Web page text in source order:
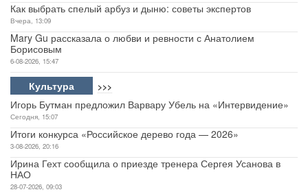
Как выбрать спелый арбуз и дыню: советы экспертов
Вчера, 13:09
Mary Gu рассказала о любви и ревности с Анатолием
Борисовым
6-08-2026, 15:47
Культура >>>
Игорь Бутман предложил Варвару Убель на «Интервидение»
Сегодня, 15:07
Итоги конкурса «Российское дерево года — 2026»
3-08-2026, 20:16
Ирина Гехт сообщила о приезде тренера Сергея Усанова в
НАО
28-07-2026, 09:03